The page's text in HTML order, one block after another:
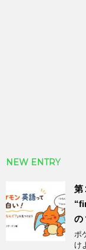
NEW ENTRY
第
の
ポ
け